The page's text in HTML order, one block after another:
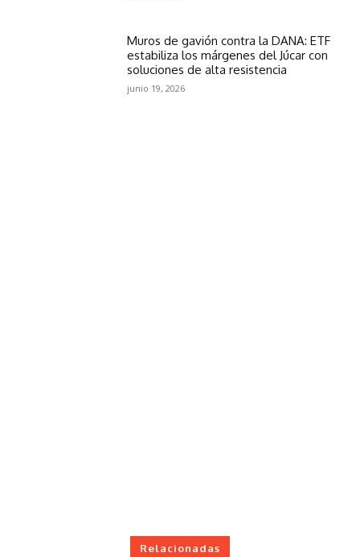
Muros de gavión contra la DANA: ETF
estabiliza los márgenes del Júcar con
soluciones de alta resistencia
junio 19, 2026
Relacionadas